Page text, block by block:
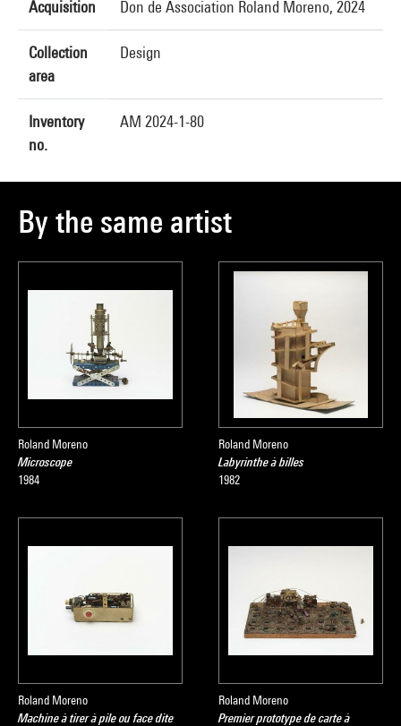
Acquisition Don de Association Roland Moreno, 2024
Collection
area
Design
Inventory
no.
AM 2024-1-80
By the same artist
Roland Moreno
Microscope
1984
Roland Moreno
Labyrinthe à billes
1982
Roland Moreno
Machine à tirer à pile ou face dite
Roland Moreno
Premier prototype de carte à